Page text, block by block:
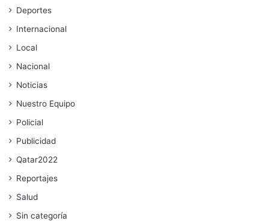
Deportes
Internacional
Local
Nacional
Noticias
Nuestro Equipo
Policial
Publicidad
Qatar2022
Reportajes
Salud
Sin categoría